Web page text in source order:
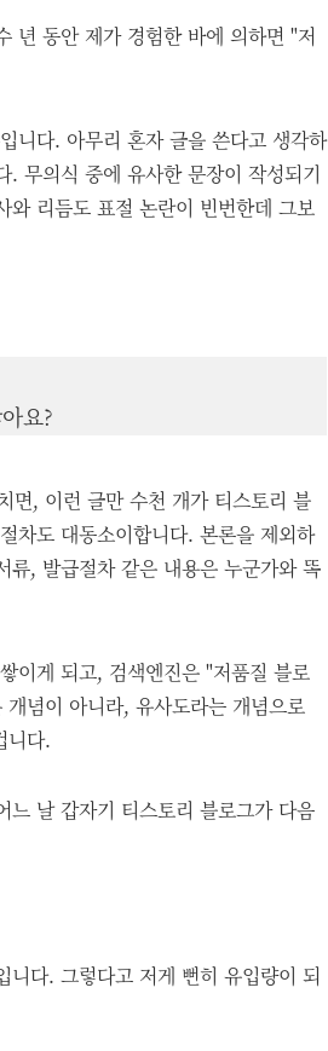
년 동안 제가 경험한 바에 의하면 "저
니다. 아무리 혼자 글을 쓴다고 생각하
무의식 중에 유사한 문장이 작성되기
리듬도 표절 논란이 빈번한데 그보
요?
면, 이런 글만 수천 개가 티스토리 블
차도 대동소이합니다. 본론을 제외하
류, 발급절차 같은 내용은 누군가와 똑
이게 되고, 검색엔진은 "저품질 블로
념이 아니라, 유사도라는 개념으로
니다.
느 날 갑자기 티스토리 블로그가 다음
다. 그렇다고 저게 뻔히 유입량이 되